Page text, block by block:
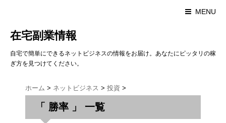
MENU
在宅副業情報
自宅で簡単にできるネットビジネスの情報をお届け。あなたにピッタリの稼
ぎ方を見つけてください。
ホーム > ネットビジネス > 投資 >
「 勝率 」 一覧